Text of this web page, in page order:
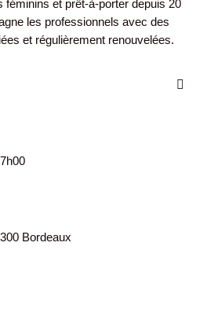
et prêt-à-porter depuis 20
les professionnels avec des
et régulièrement renouvelées.

Bordeaux